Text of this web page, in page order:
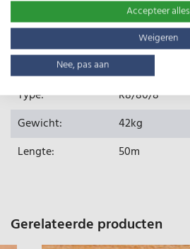
Specificaties
Type:
R8/80/8
Gewicht:
42kg
Lengte:
50m
Gerelateerde producten
Accepteer alles
Weigeren
Nee, pas aan